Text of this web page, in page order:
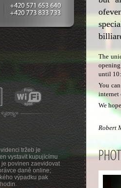
tržeb je
vystavit kupujícímu
povinen zaevidovat
daně online;
výpadku pak
The
until
You
internet
We
Robert